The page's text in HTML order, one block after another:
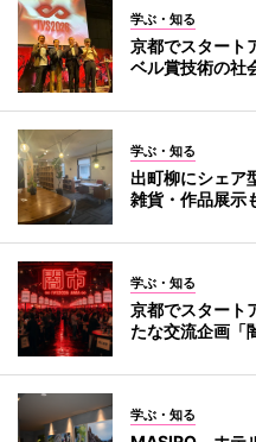
学ぶ・知る
京都でスタート
ベル賞技術の社
学ぶ・知る
出町柳にシェア
雑貨・作品展示
学ぶ・知る
京都でスター
たな交流企画「
学ぶ・知る